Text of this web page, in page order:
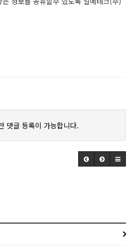
댓글 등록이 가능합니다.